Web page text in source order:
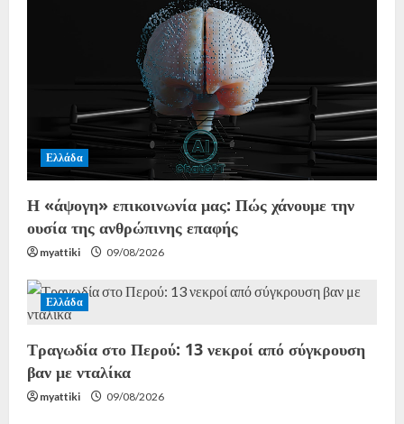
Ελλάδα
Η «άψογη» επικοινωνία μας: Πώς χάνουμε την
ουσία της ανθρώπινης επαφής
myattiki 09/08/2026
Ελλάδα
Τραγωδία στο Περού: 13 νεκροί από σύγκρουση
βαν με νταλίκα
myattiki 09/08/2026